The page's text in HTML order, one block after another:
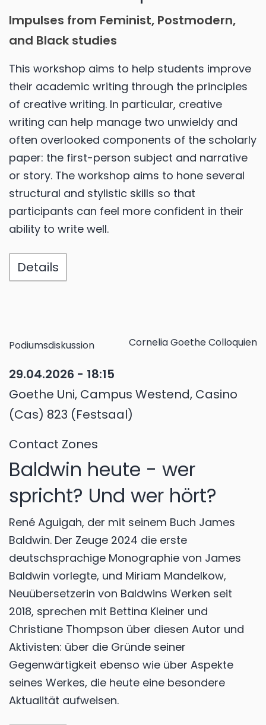
Impulses from Feminist, Postmodern,
and Black studies
This workshop aims to help students improve
their academic writing through the principles
of creative writing. In particular, creative
writing can help manage two unwieldy and
often overlooked components of the scholarly
paper: the first-person subject and narrative
or story. The workshop aims to hone several
structural and stylistic skills so that
participants can feel more confident in their
ability to write well.
Details
Podiumsdiskussion Cornelia Goethe Colloquien
29.04.2026 - 18:15
Goethe Uni, Campus Westend, Casino
(Cas) 823 (Festsaal)
Contact Zones
Baldwin heute - wer
spricht? Und wer hört?
René Aguigah, der mit seinem Buch James
Baldwin. Der Zeuge 2024 die erste
deutschsprachige Monographie von James
Baldwin vorlegte, und Miriam Mandelkow,
Neuübersetzerin von Baldwins Werken seit
2018, sprechen mit Bettina Kleiner und
Christiane Thompson über diesen Autor und
Aktivisten: über die Gründe seiner
Gegenwärtigkeit ebenso wie über Aspekte
seines Werkes, die heute eine besondere
Aktualität aufweisen.